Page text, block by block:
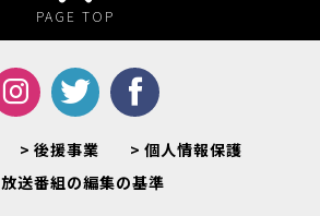
PAGE TOP
後援事業
個人情報保護
放送番組の編集の基準